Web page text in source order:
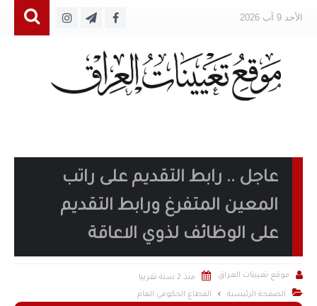
الأحد 9 آب 2026
عاجل .. رابط التقديم على راتب
المعين المتفرغ ورابط التقديم
على الوظائف لذوي الاعاقة
 موقع تعيينات العراق  منذ 2 سنة تقريبا
 الصفحة الرئيسية القطاع الحكومي العام